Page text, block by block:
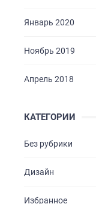
Январь 2020
Ноябрь 2019
Апрель 2018
КАТЕГОРИИ
Без рубрики
Дизайн
Избранное